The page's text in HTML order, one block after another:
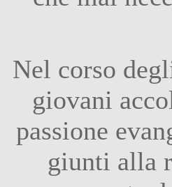
Nel corso
giovani
passione
giunti alla